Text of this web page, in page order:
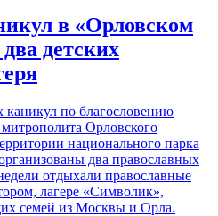
в «Орловском
детских
по благословению
Орловского
национального парка
два православных
отдыхали православные
лагере «Символик»,
семей из Москвы и Орла.